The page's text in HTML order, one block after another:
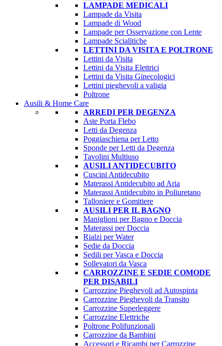
LAMPADE MEDICALI
Lampade da Visita
Lampade di Wood
Lampade per Osservazione con Lente
Lampade Scialitiche
LETTINI DA VISITA E POLTRONE
Lettini da Visita
Lettini da Visita Elettrici
Lettini da Visita Ginecologici
Lettini pieghevoli a valigia
Poltrone
Ausili & Home Care
ARREDI PER DEGENZA
Aste Porta Flebo
Letti da Degenza
Poggiaschiena per Letto
Sponde per Letti da Degenza
Tavolini Multiuso
AUSILI ANTIDECUBITO
Cuscini Antidecubito
Materassi Antidecubito ad Aria
Materassi Antidecubito in Poliuretano
Talloniere e Gomitiere
AUSILI PER IL BAGNO
Maniglioni per Bagno e Doccia
Materassi per Doccia
Rialzi per Water
Sedie da Doccia
Sedili per Vasca e Doccia
Sollevatori da Vasca
CARROZZINE E SEDIE COMODE
PER DISABILI
Carrozzine Pieghevoli ad Autospinta
Carrozzine Pieghevoli da Transito
Carrozzine Superleggere
Carrozzine Elettriche
Poltrone Polifunzionali
Carrozzine da Bambini
Accessori e Ricambi per Carrozzine